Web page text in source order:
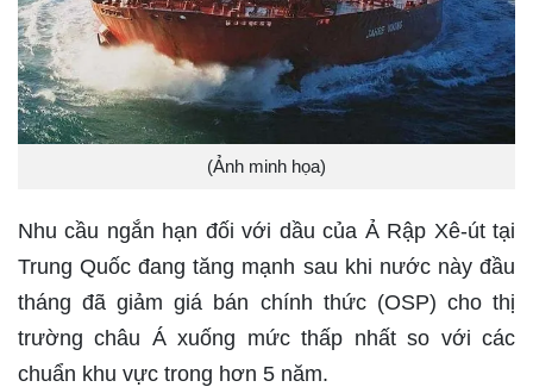
(Ảnh minh họa)
Nhu cầu ngắn hạn đối với dầu của Ả Rập Xê-út tại
Trung Quốc đang tăng mạnh sau khi nước này đầu
tháng đã giảm giá bán chính thức (OSP) cho thị
trường châu Á xuống mức thấp nhất so với các
chuẩn khu vực trong hơn 5 năm.